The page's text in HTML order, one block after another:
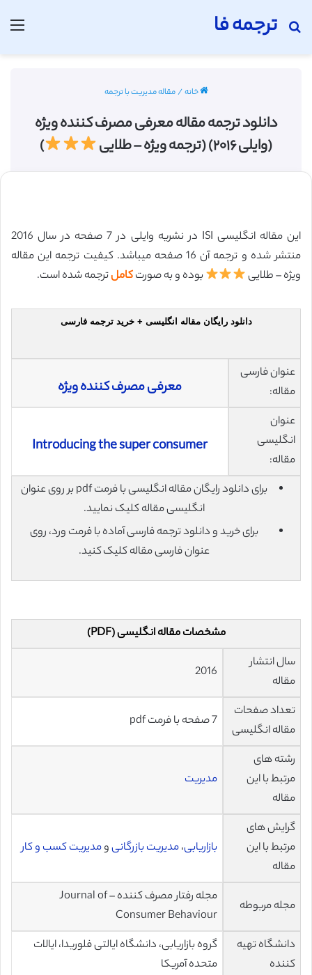
ترجمه فا
جستجو برای
خانه/مقاله مدیریت با ترجمه
دانلود ترجمه مقاله معرفی مصرف کننده ویژه
(وایلی ۲۰۱۶) (ترجمه ویژه – طلایی
)
این مقاله انگلیسی ISI در نشریه وایلی در 7 صفحه در سال 2016
منتشر شده و ترجمه آن 16 صفحه میباشد. کیفیت ترجمه این مقاله
ویژه – طلایی
بوده و به صورتکاملترجمه شده است.
دانلود رایگان مقاله انگلیسی + خرید ترجمه فارسی
عنوان فارسی
مقاله:
معرفی مصرف کننده ویژه
عنوان
انگلیسی
مقاله:
Introducing the super consumer
برای دانلود رایگان مقاله انگلیسی با فرمت pdf بر روی عنوان
انگلیسی مقاله کلیک نمایید.
برای خرید و دانلود ترجمه فارسی آماده با فرمت ورد، روی
عنوان فارسی مقاله کلیک کنید.
مشخصات مقاله انگلیسی (PDF)
سال انتشار
مقاله
2016
تعداد صفحات
مقاله انگلیسی
7 صفحه با فرمت pdf
رشته های
مرتبط با این
مقاله
مدیریت
گرایش های
مرتبط با این
مقاله
بازاریابی،مدیریت بازرگانیومدیریت کسب و کار
مجله مربوطه
مجله رفتار مصرف کننده – Journal of
Consumer Behaviour
دانشگاه تهیه
کننده
گروه بازاریابی، دانشگاه ایالتی فلوریدا، ایالات
متحده آمریکا